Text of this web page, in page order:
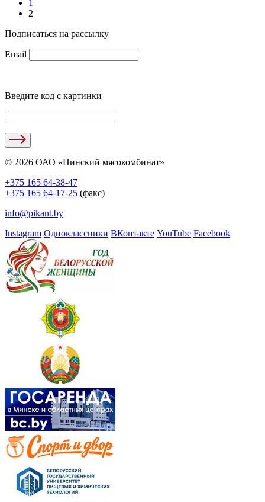
1
2
Подписаться на рассылку
Email
Введите код с картинки
© 2026 ОАО «Пинский мясокомбинат»
+375 165 64-38-47
+375 165 64-17-25 (факс)
info@pikant.by
Instagram Одноклассники ВКонтакте YouTube Facebook